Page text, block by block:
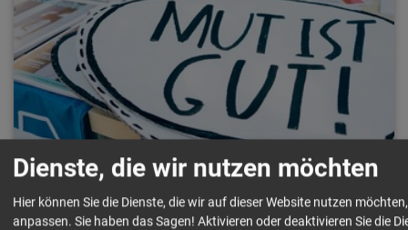
Zivilcourage-Training
01.09.2017
Dienste, die wir nutzen möchten
Hier können Sie die Dienste, die wir auf dieser Website nutzen
anpassen. Sie haben das Sagen! Aktivieren oder deaktivieren Sie die